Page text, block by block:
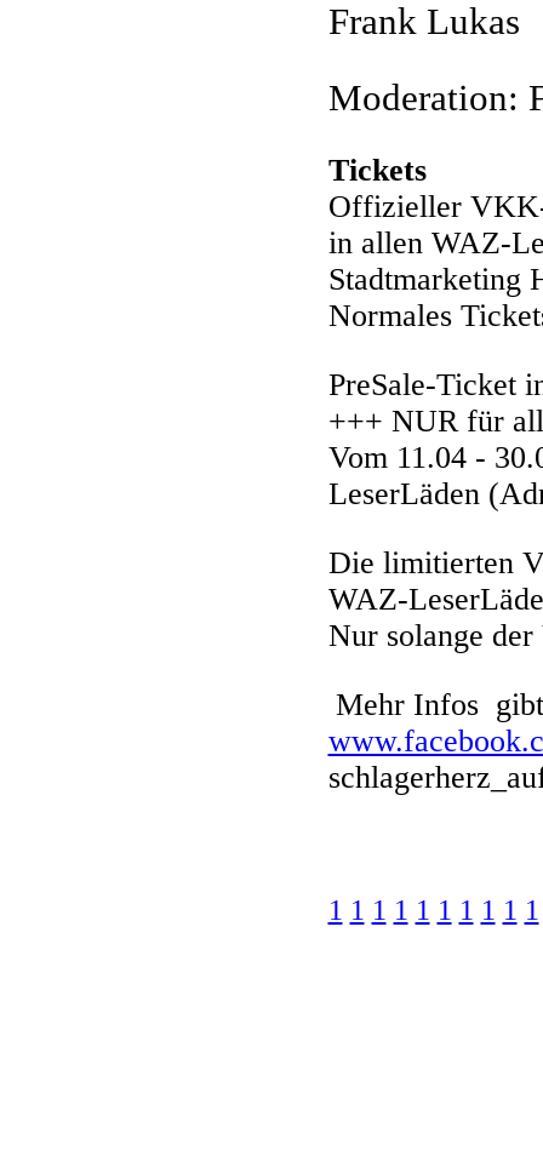
Frank Lukas
Moderation:
Tickets
Offizieller
in allen WAZ-
Stadtmarketing
Normales
PreSale-Ticket
+++ NUR für
Vom 11.04 -
LeserLäden
Die limitierten
WAZ-
Nur solange
Mehr Infos
1 1 1 1 1 1 1 1 1 1